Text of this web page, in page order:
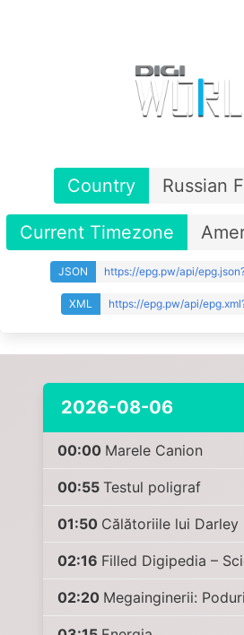
Country Russian
Current Timezone
JSON https://epg.pw/api/
XML https://epg.pw/api/
2026-08-06
00:00 Marele Canion
00:55 Testul poligraf
01:50 Călătoriile lui Darley
02:16 Filled Digipedia –
02:20 Megainginerii: